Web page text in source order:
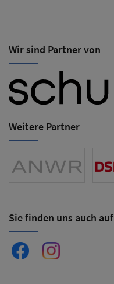
Wir sind Partner von
Weitere Partner
Sie finden uns auch auf